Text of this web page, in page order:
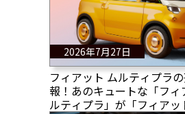
2026年7月27日
フィアット ムルティプラ
報！あのキュートな「フィ
ルティプラ」が「フィアッ